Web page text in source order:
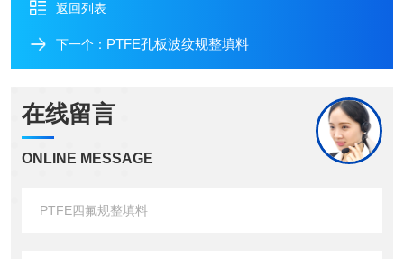
返回列表
下一个： PTFE孔板波纹规整填料
在线留言
ONLINE MESSAGE